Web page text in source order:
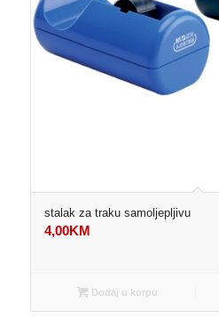
stalak za traku samoljepljivu
4,00KM
Dodaj u korpu